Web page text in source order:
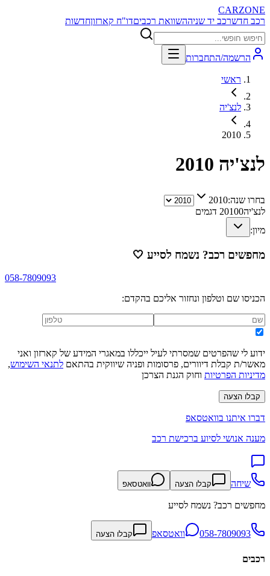
CARZONE
רכב חדשרכב יד שניההשוואת רכביםדו"ח קארזוןחדשות
הרשמה/התחברות
ראשי
לנצ'יה
2010
לנצ'יה 2010
בחרו שנה:2010
לנצ'יה 20100
דגמים
מיון:
מחפשים רכב? נשמח לסייע 🤍
058-7809093
הכניסו שם וטלפון ונחזור אליכם בהקדם:
ידוע לי שהפרטים שמסרתי לעיל ייכללו במאגרי המידע של קארזון ואני
מאשר/ת קבלת דיוורים, פרסומות ופניה שיווקית בהתאם לתנאי השימוש,
מדיניות הפרטיות וחוק הגנת הצרכן
קבלו הצעה
דברו איתנו בוואטסאפ
מענה אנושי לסיוע ברכישת רכב
שיחה קבלו הצעה וואטסאפ
מחפשים רכב? נשמח לסייע
058-7809093 וואטסאפ קבלו הצעה
רכבים